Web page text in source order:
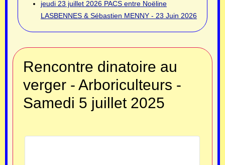
jeudi 23 juillet 2026 PACS entre Noëline
LASBENNES & Sébastien MENNY - 23 Juin 2026
Rencontre dinatoire au
verger - Arboriculteurs -
Samedi 5 juillet 2025